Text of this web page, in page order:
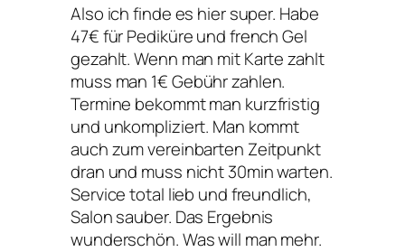
Also ich finde es hier super. Habe
47€ für Pediküre und french Gel
gezahlt. Wenn man mit Karte zahlt
muss man 1€ Gebühr zahlen.
Termine bekommt man kurzfristig
und unkompliziert. Man kommt
auch zum vereinbarten Zeitpunkt
dran und muss nicht 30min warten.
Service total lieb und freundlich,
Salon sauber. Das Ergebnis
wunderschön. Was will man mehr.